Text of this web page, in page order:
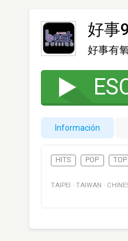
好事
好事有
Información
HITS POP
TAIPEI · TAIWAN ·